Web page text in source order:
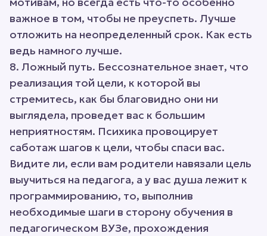
важное в том, чтобы не преуспеть. Лучше
отложить на неопределенный срок. Как есть
ведь намного лучше.
8. Ложный путь. Бессознательное знает, что
реализация той цели, к которой вы
стремитесь, как бы благовидно они ни
выглядела, проведет вас к большим
неприятностям. Психика провоцирует
саботаж шагов к цели, чтобы спаси вас.
Видите ли, если вам родители навязали цель
выучиться на педагога, а у вас душа лежит к
программированию, то, выполнив
необходимые шаги в сторону обучения в
педагогическом ВУЗе, прохождения